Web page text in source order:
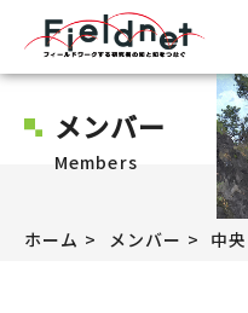
メンバー
Members
ホーム メンバー 中